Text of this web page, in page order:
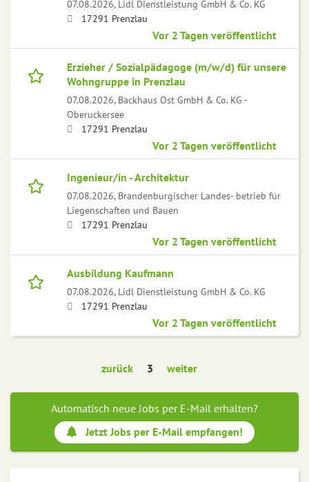
07.08.2026, Lidl Dienstleistung GmbH & Co. KG
17291 Prenzlau
Vor 2 Tagen veröffentlicht
Erzieher / Sozialpädagoge (m/w/d) für unsere
Wohngruppe in Prenzlau
07.08.2026, Backhaus Ost GmbH & Co. KG -
Oberuckersee
17291 Prenzlau
Vor 2 Tagen veröffentlicht
Ingenieur/in - Architektur
07.08.2026, Brandenburgischer Landes- betrieb für
Liegenschaften und Bauen
17291 Prenzlau
Vor 2 Tagen veröffentlicht
Ausbildung Kaufmann
07.08.2026, Lidl Dienstleistung GmbH & Co. KG
17291 Prenzlau
Vor 2 Tagen veröffentlicht
zurück 3 weiter
Automatisch neue Jobs per E-Mail erhalten?
Jetzt Jobs per E-Mail empfangen!